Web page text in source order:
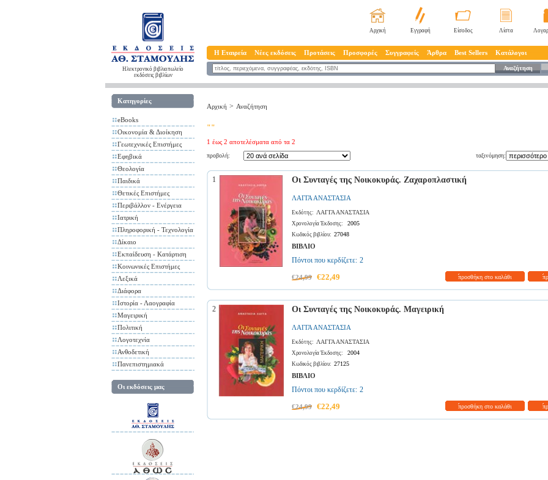
Ηλεκτρονικό βιβλιοπωλείο
εκδόσεις βιβλίων
Αρχική Εγγραφή Είσοδος Λίστα
Η Εταιρεία Νέες εκδόσεις Προτάσεις Προσφορές Συγγραφείς Άρθρα Best Sellers Κατάλογοι
Αναζήτηση
Κατηγορίες
eBooks
Οικονομία & Διοίκηση
Γεωτεχνικές Επιστήμες
Εφηβικά
Θεολογία
Παιδικά
Θετικές Επιστήμες
Περιβάλλον - Ενέργεια
Ιατρική
Πληροφορική - Τεχνολογία
Δίκαιο
Εκπαίδευση - Κατάρτιση
Κοινωνικές Επιστήμες
Λεξικά
Διάφορα
Ιστορία - Λαογραφία
Μαγειρική
Πολιτική
Λογοτεχνία
Ανθοδετική
Πανεπιστημιακά
Οι εκδόσεις μας
Αρχική > Αναζήτηση
""
1 έως 2 αποτελέσματα από τα 2
προβολή: ταξινόμηση:
1 Οι Συνταγές της Νοικοκυράς. Ζαχαροπλαστική
ΛΑΓΓΑ ΑΝΑΣΤΑΣΙΑ
Εκδότης: ΛΑΓΓΑ ΑΝΑΣΤΑΣΙΑ
Χρονολογία Έκδοσης: 2005
Κωδικός βιβλίου: 27048
ΒΙΒΛΙΟ
Πόντοι που κερδίζετε: 2
€24,99 €22,49 προσθήκη στο καλάθι
2 Οι Συνταγές της Νοικοκυράς. Μαγειρική
ΛΑΓΓΑ ΑΝΑΣΤΑΣΙΑ
Εκδότης: ΛΑΓΓΑ ΑΝΑΣΤΑΣΙΑ
Χρονολογία Έκδοσης: 2004
Κωδικός βιβλίου: 27125
ΒΙΒΛΙΟ
Πόντοι που κερδίζετε: 2
€24,99 €22,49 προσθήκη στο καλάθι